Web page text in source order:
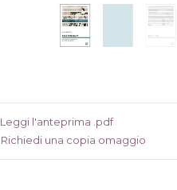
Leggi l'anteprima .pdf
Richiedi una copia omaggio